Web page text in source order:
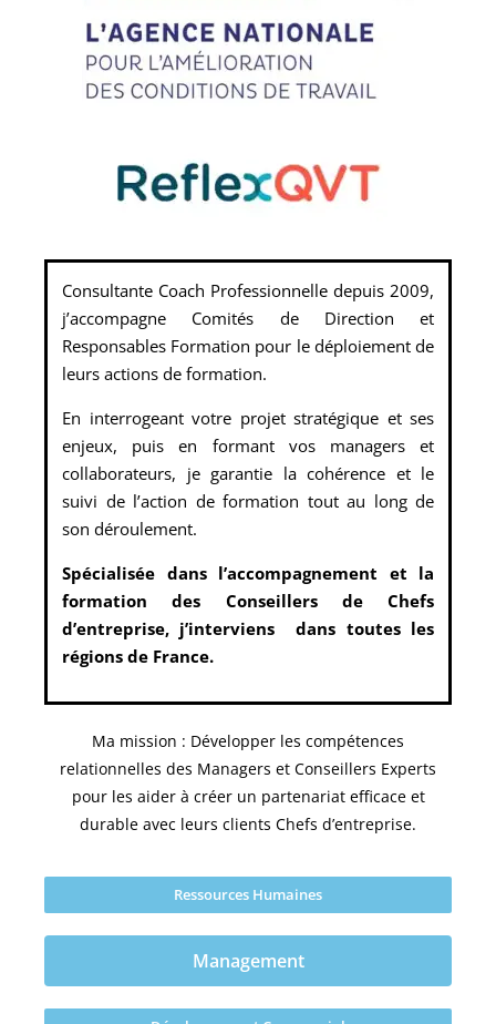
Consultante Coach Professionnelle depuis 2009,
j’accompagne Comités de Direction et
Responsables Formation pour le déploiement de
leurs actions de formation.
En interrogeant votre projet stratégique et ses
enjeux, puis en formant vos managers et
collaborateurs, je garantie la cohérence et le
suivi de l’action de formation tout au long de
son déroulement.
Spécialisée dans l’accompagnement et la
formation des Conseillers de Chefs
d’entreprise, j’interviens dans toutes les
régions de France.
Ma mission : Développer les compétences
relationnelles des Managers et Conseillers Experts
pour les aider à créer un partenariat efficace et
durable avec leurs clients Chefs d’entreprise.
Ressources Humaines
Management